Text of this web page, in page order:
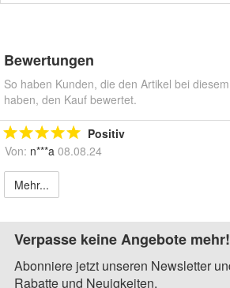
Bewertungen
So haben Kunden, die den Artikel bei
haben, den Kauf bewertet.
Positiv
Von: n***a 08.08.24
Mehr...
Verpasse keine Angebote mehr!
Abonniere jetzt unseren Newsletter
Rabatte und Neuigkeiten.